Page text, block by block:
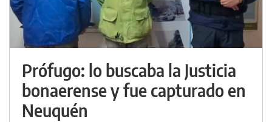
Prófugo: lo buscaba la Justicia
bonaerense y fue capturado en
Neuquén